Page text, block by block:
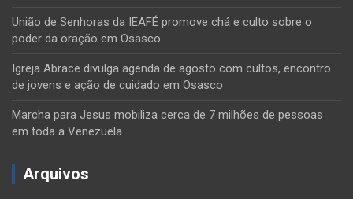
União de Senhoras da IEAFÉ promove chá e culto sobre o
poder da oração em Osasco
Igreja Abrace divulga agenda de agosto com cultos, encontro
de jovens e ação de cuidado em Osasco
Marcha para Jesus mobiliza cerca de 7 milhões de pessoas
em toda a Venezuela
Arquivos